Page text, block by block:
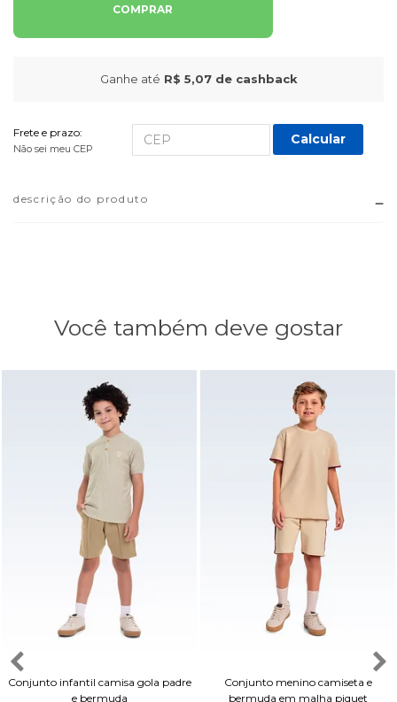
COMPRAR
Ganhe até R$ 5,07de cashback
Frete e prazo:
Não sei meu CEP
Calcular
descrição do produto
Você também deve gostar
Conjunto infantil camisa gola padre
e bermuda
Conjunto menino camiseta e
bermuda em malha piquet